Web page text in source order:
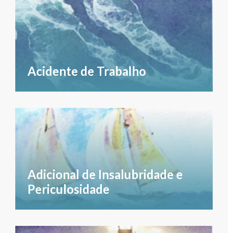
Acidente de Trabalho
Adicional de Insalubridade e
Periculosidade